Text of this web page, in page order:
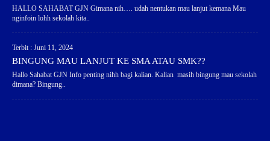
HALLO SAHABAT GJN Gimana nih…. udah nentukan mau lanjut kemana Mau
nginfoin lohh sekolah kita..
Terbit : Juni 11, 2024
BINGUNG MAU LANJUT KE SMA ATAU SMK??
Hallo Sahabat GJN Info penting nihh bagi kalian. Kalian masih bingung mau sekolah
dimana? Bingung..